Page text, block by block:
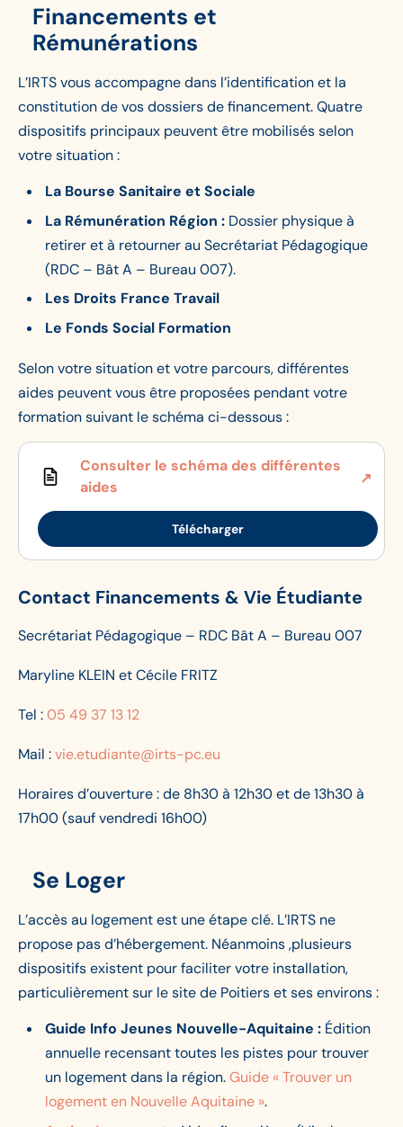
Financements et
Rémunérations
L’IRTS vous accompagne dans l’identification et la
constitution de vos dossiers de financement. Quatre
dispositifs principaux peuvent être mobilisés selon
votre situation :
La Bourse Sanitaire et Sociale
La Rémunération Région : Dossier physique à
retirer et à retourner au Secrétariat Pédagogique
(RDC – Bât A – Bureau 007).
Les Droits France Travail
Le Fonds Social Formation
Selon votre situation et votre parcours, différentes
aides peuvent vous être proposées pendant votre
formation suivant le schéma ci-dessous :
Consulter le schéma des différentes
aides
Télécharger
Contact Financements & Vie Étudiante
Secrétariat Pédagogique – RDC Bât A – Bureau 007
Maryline KLEIN et Cécile FRITZ
Tel :05 49 37 13 12
Mail :vie.etudiante@irts-pc.eu
Horaires d’ouverture : de 8h30 à 12h30 et de 13h30 à
17h00 (sauf vendredi 16h00)
Se Loger
L’accès au logement est une étape clé. L’IRTS ne
propose pas d’hébergement. Néanmoins ,plusieurs
dispositifs existent pour faciliter votre installation,
particulièrement sur le site de Poitiers et ses environs :
Guide Info Jeunes Nouvelle-Aquitaine : Édition
annuelle recensant toutes les pistes pour trouver
un logement dans la région.Guide « Trouver un
logement en Nouvelle Aquitaine ».